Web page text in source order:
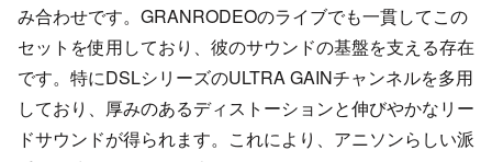
み合わせです。GRANRODEOのライブでも一貫してこの
セットを使用しており、彼のサウンドの基盤を支える存在
です。特にDSLシリーズのULTRA GAINチャンネルを多用
しており、厚みのあるディストーションと伸びやかなリー
ドサウンドが得られます。これにより、アニソンらしい派